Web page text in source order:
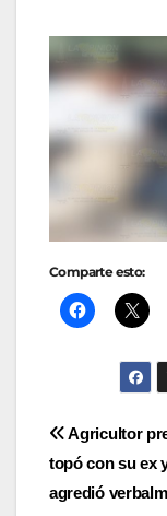
Comparte esto:
de
Agricultor
topó con su ex
agredió